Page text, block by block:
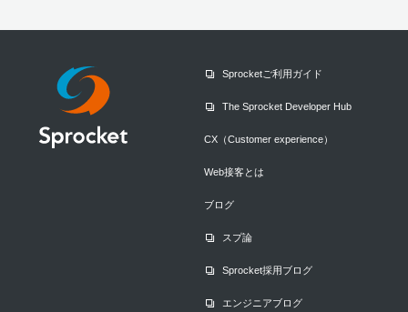
Sprocketご利用ガイド
The Sprocket Developer Hub
CX（Customer experience）
Web接客とは
ブログ
スプ論
Sprocket採用ブログ
エンジニアブログ